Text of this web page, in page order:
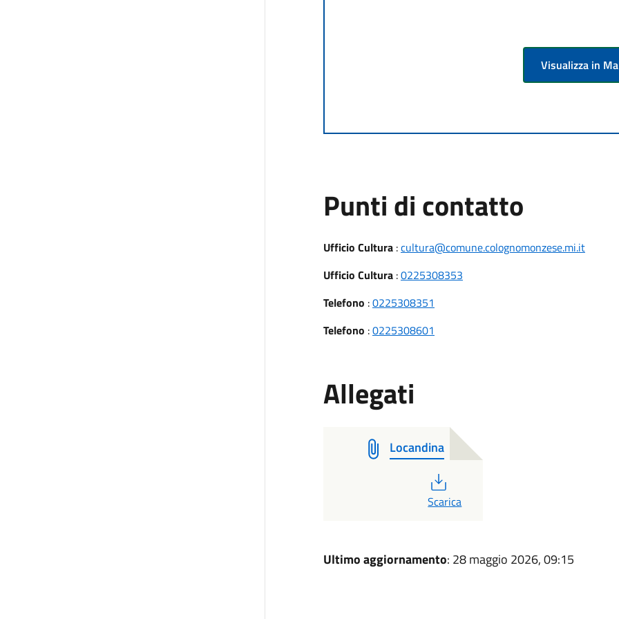
Visualizza in
Punti di contatto
Ufficio Cultura:cultura@comune.colognomonzese.mi.it
Ufficio Cultura:0225308353
Telefono :0225308351
Telefono :0225308601
Allegati
Locandina
PDF
Scarica
Ultimo aggiornamento: 28 maggio 2026, 09:15